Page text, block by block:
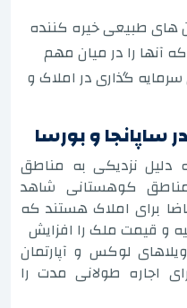
های طبیعی خیره کننده
را در میان مهم
گذاری در املاک و
ساپانجا و بورسا
دلیل نزدیکی به مناطق
کوهستانی شاهد
برای املاک هستند که
و قیمت ملک را افزایش
لوکس و آپارتمان
اجاره طولانی مدت را